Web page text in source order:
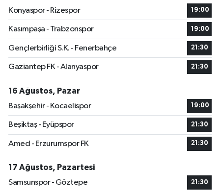
Konyaspor - Rizespor
19:00
Kasımpaşa - Trabzonspor 19:00
Gençlerbirliği S.K. - Fenerbahçe 21:30
Gaziantep FK - Alanyaspor 21:30
16 Ağustos, Pazar
Başakşehir - Kocaelispor
19:00
Beşiktaş - Eyüpspor 21:30
Amed - Erzurumspor FK 21:30
17 Ağustos, Pazartesi
Samsunspor - Göztepe
21:30